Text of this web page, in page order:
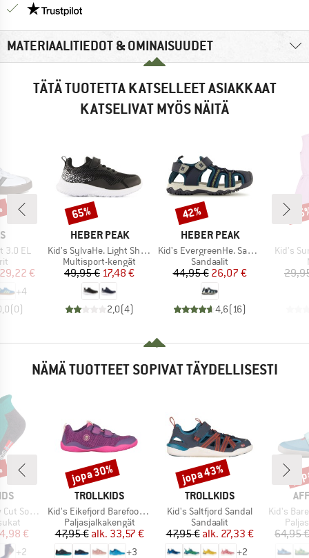
Meillä on Trustpilot -sertifiointi - lue lisää tästä!
MATERIAALITIEDOT & OMINAISUUDET
TÄTÄ TUOTETTA KATSELLEET ASIAKKAAT
KATSELIVAT MYÖS NÄITÄ
3.0 EL
hinta
29,22 €
+4
(0)
MERKKI
HEBER PEAK
Tuote
Kid's SylvaHe. Light Shoes
Tuoteryhmä
Multisport-kengät
Hinta
49,95 €Alennettu hinta
17,48 €
2,0(4)
Alennus
65%
MERKKI
HEBER PEAK
Tuote
Kid's EvergreenHe. Sandal
Tuoteryhmä
Sandaalit
Hinta
44,95 €Alennettu hinta
26,07 €
4,6( 16)
Alennus
42%
Tuote
Kid's
NÄMÄ TUOTTEET SOPIVAT TÄYDELLISESTI
II 2-Pack
hinta
4,98 €
+2
MERKKI
TROLLKIDS
Tuote
Kid's Eikefjord Barefoot Hiker
Tuoteryhmä
Paljasjalkakengät
Hinta
47,95 € Alennettu hinta
alk. 33,57 €
+3
Alennus
jopa 30%
MERKKI
TROLLKIDS
Tuote
Kid's Saltfjord Sandal
Tuoteryhmä
Sandaalit
Hinta
47,95 € Alennettu hinta
alk. 27,33 €
+2
Alennus
jopa 43%
Tuote
Kid's Barefoot
64,95 €